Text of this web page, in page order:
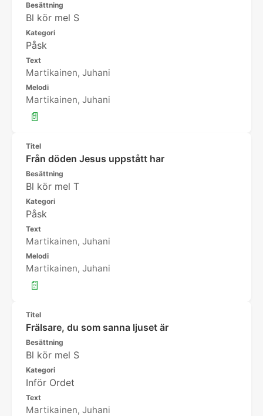
Besättning
Bl kör mel S
Kategori
Påsk
Text
Martikainen, Juhani
Melodi
Martikainen, Juhani
📄
Titel
Från döden Jesus uppstått har
Besättning
Bl kör mel T
Kategori
Påsk
Text
Martikainen, Juhani
Melodi
Martikainen, Juhani
📄
Titel
Frälsare, du som sanna ljuset är
Besättning
Bl kör mel S
Kategori
Inför Ordet
Text
Martikainen, Juhani